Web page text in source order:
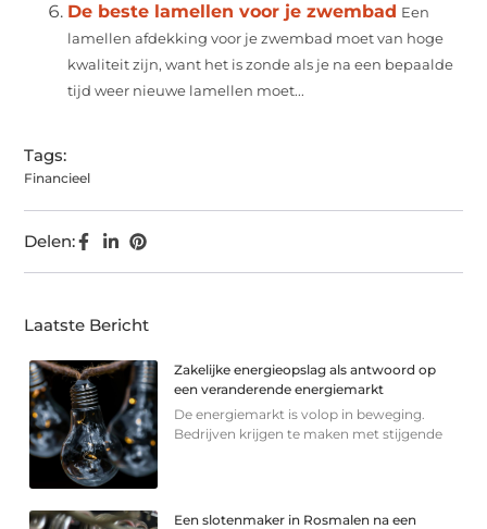
De beste lamellen voor je zwembad Een
lamellen afdekking voor je zwembad moet van hoge
kwaliteit zijn, want het is zonde als je na een bepaalde
tijd weer nieuwe lamellen moet...
Tags:
Financieel
Delen:
Laatste Bericht
Zakelijke energieopslag als antwoord op
een veranderende energiemarkt
De energiemarkt is volop in beweging.
Bedrijven krijgen te maken met stijgende
Een slotenmaker in Rosmalen na een